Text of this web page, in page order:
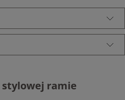
ramie